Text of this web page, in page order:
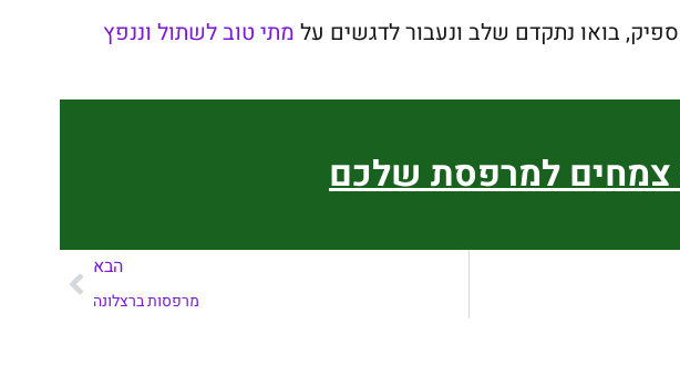
בואו נתקדם שלב ונעבור לדגשים על מתי טוב לשתול וננפץ
צמחים למרפסת שלכם
הבא
מרפסות ברצלונה